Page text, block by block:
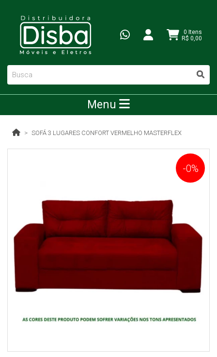
0 Itens
R$ 0,00
Menu
SOFÁ 3 LUGARES CONFORT VERMELHO MASTERFLEX
-0%